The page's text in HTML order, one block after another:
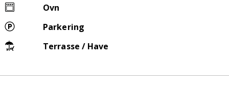
Ovn
Parkering
Terrasse / Have